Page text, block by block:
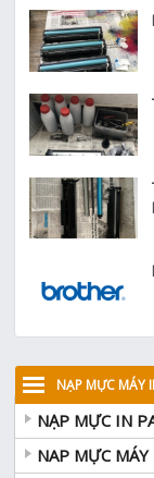
NẠP MỰC MÁY
NẠP MỰC IN
NAP MỰC